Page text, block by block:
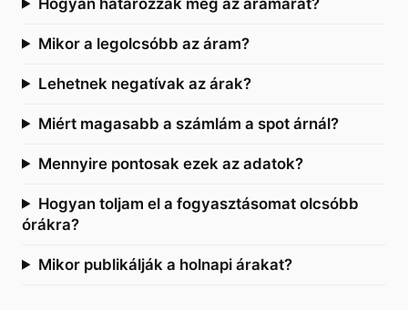
Mikor a legolcsóbb az áram?
Lehetnek negatívak az árak?
Miért magasabb a számlám a spot árnál?
Mennyire pontosak ezek az adatok?
Hogyan toljam el a fogyasztásomat olcsóbb
órákra?
Mikor publikálják a holnapi árakat?